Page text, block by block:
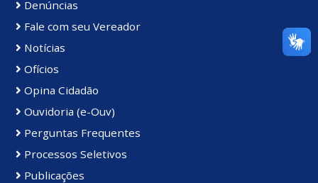
Denúncias
Fale com seu Vereador
Notícias
Ofícios
Opina Cidadão
Ouvidoria (e-Ouv)
Perguntas Frequentes
Processos Seletivos
Publicações